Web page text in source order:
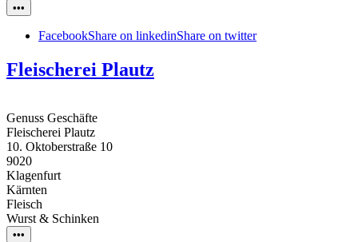
•••
FacebookShare on linkedinShare on twitter
Fleischerei Plautz
Genuss Geschäfte
Fleischerei Plautz
10. Oktoberstraße 10
9020
Klagenfurt
Kärnten
Fleisch
Wurst & Schinken
•••